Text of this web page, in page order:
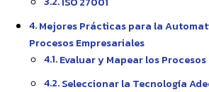
Mejores Prácticas para la
Procesos Empresariales
Evaluar y Mapear los Procesos
Seleccionar la Tecnología